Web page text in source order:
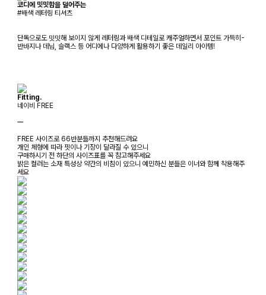
코디에 밋밋함을 덜어주는
#배색 레터링 티셔츠
단독으로도 밋밋해 보이지 않게 레터링과 배색 디테일로 캐주얼하면서 포인트 가득히-
반바지나 데님, 슬랙스 등 어디에나 다양하게 활용하기 좋은 데일리 아이템!
Fitting.
네이비 FREE
ㅡ
FREE 사이즈로 66반분들까지 추천해드려요
개인 체형에 따라 핏이나 기장이 달라질 수 있으니
구매하시기 전 하단의 사이즈표를 꼭 참고해주세요
밝은 컬러는 소재 특성상 약간의 비침이 있으니 예민하신 분들은 이너와 함께 착용해주
세요